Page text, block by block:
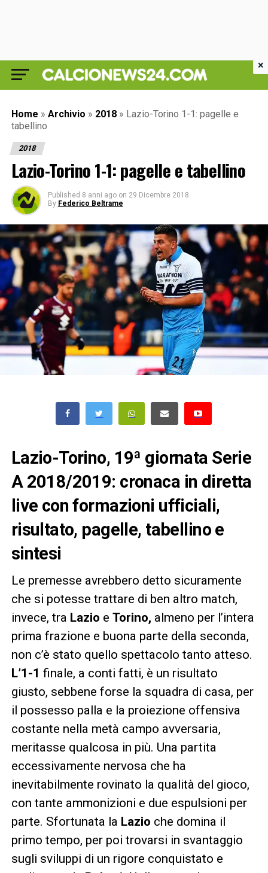
Home » Archivio » 2018 » Lazio-Torino 1-1: pagelle e
tabellino
2018
Lazio-Torino 1-1: pagelle e tabellino
Published 8 anni ago on 29 Dicembre 2018
By Federico Beltrame
Lazio-Torino, 19ª giornata Serie
A 2018/2019: cronaca in diretta
live con formazioni ufficiali,
risultato, pagelle, tabellino e
sintesi
Le premesse avrebbero detto sicuramente
che si potesse trattare di ben altro match,
invece, tra Lazio e Torino, almeno per l’intera
prima frazione e buona parte della seconda,
non c’è stato quello spettacolo tanto atteso.
L’1-1 finale, a conti fatti, è un risultato
giusto, sebbene forse la squadra di casa, per
il possesso palla e la proiezione offensiva
costante nella metà campo avversaria,
meritasse qualcosa in più. Una partita
eccessivamente nervosa che ha
inevitabilmente rovinato la qualità del gioco,
con tante ammonizioni e due espulsioni per
parte. Sfortunata la Lazio che domina il
primo tempo, per poi trovarsi in svantaggio
sugli sviluppi di un rigore conquistato e
×